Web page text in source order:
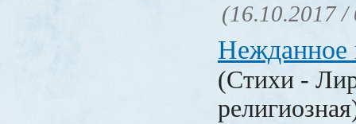
(16.10.2017 /
Нежданное
(Стихи -